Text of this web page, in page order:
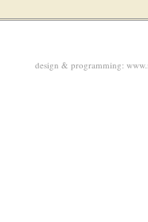
design & programming: